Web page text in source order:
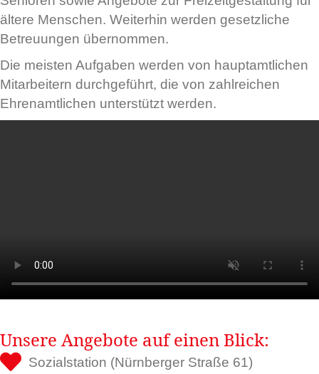
ältere Menschen. Weiterhin werden gesetzliche
Betreuungen übernommen.
Die meisten Aufgaben werden von hauptamtlichen
Mitarbeitern durchgeführt, die von zahlreichen
Ehrenamtlichen unterstützt werden.
Unsere Angebote auf einen Blick:
Sozialstation (Nürnberger Straße 61)